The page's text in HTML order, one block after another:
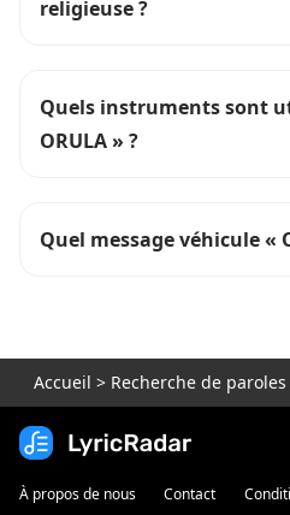
religieuse ?
Quels instruments sont
ORULA » ?
Quel message véhicule «
Accueil > Recherche de
À propos de nous Contact